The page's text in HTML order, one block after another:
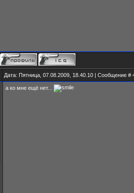
Дата: Пятница, 07.08.2009, 18.40.10 | Сообщение #
а ко мне ещё нет...